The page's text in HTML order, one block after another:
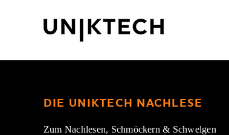
DIE UNIKTECH NACHLESE
Zum Nachlesen, Schmöckern & Schwelgen